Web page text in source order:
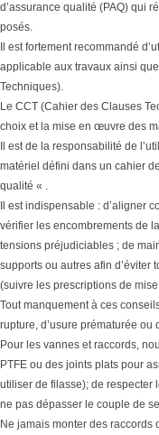
d’assurance qualité (PAQ) qui
posés.
Il est fortement recommandé
applicable aux travaux ainsi
Techniques).
Le CCT (Cahier des Clauses
choix et la mise en œuvre des
Il est de la responsabilité de
matériel défini dans un cahier
qualité « .
Il est indispensable : d’aligner
vérifier les encombrements de
tensions préjudiciables ; de
supports ou autres afin d’éviter
(suivre les prescriptions de
Tout manquement à ces
rupture, d’usure prématurée
Pour les vannes et raccords,
PTFE ou des joints plats pour
utiliser de filasse); de respecter
ne pas dépasser le couple de
Ne jamais monter des raccords